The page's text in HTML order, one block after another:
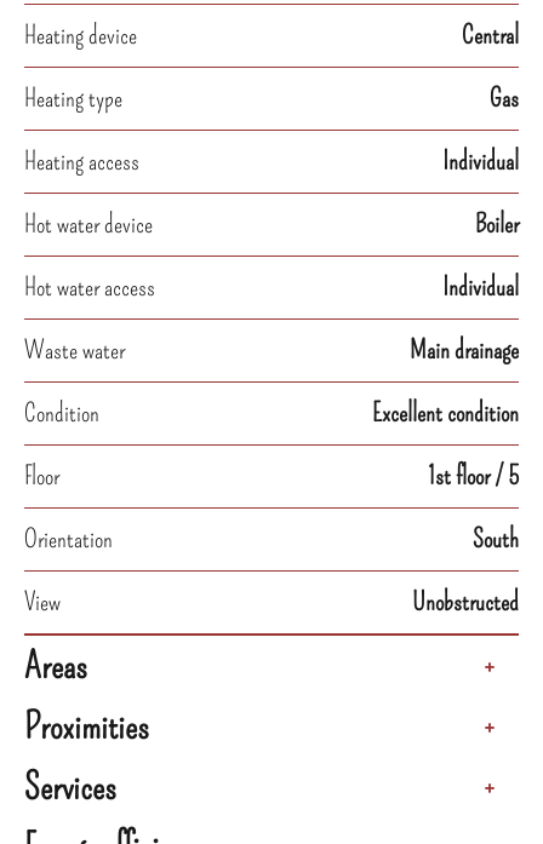
Heating device
Central
Heating type
Gas
Heating access
Individual
Hot water device
Boiler
Hot water access
Individual
Waste water
Main drainage
Condition
Excellent condition
Floor
1st floor / 5
Orientation
South
View
Unobstructed
Areas +
Proximities +
Services +